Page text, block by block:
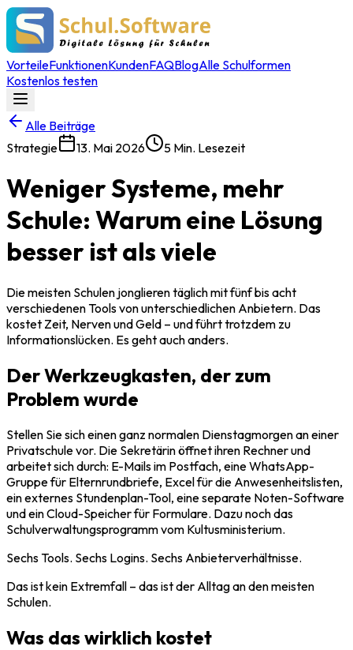
VorteileFunktionenKundenFAQBlogAlle Schulformen
Kostenlos testen
Alle Beiträge
Strategie
13. Mai 2026 5 Min. Lesezeit
Weniger Systeme, mehr
Schule: Warum eine Lösung
besser ist als viele
Die meisten Schulen jonglieren täglich mit fünf bis acht
verschiedenen Tools von unterschiedlichen Anbietern. Das
kostet Zeit, Nerven und Geld – und führt trotzdem zu
Informationslücken. Es geht auch anders.
Der Werkzeugkasten, der zum
Problem wurde
Stellen Sie sich einen ganz normalen Dienstagmorgen an einer
Privatschule vor. Die Sekretärin öffnet ihren Rechner und
arbeitet sich durch: E-Mails im Postfach, eine WhatsApp-
Gruppe für Elternrundbriefe, Excel für die Anwesenheitslisten,
ein externes Stundenplan-Tool, eine separate Noten-Software
und ein Cloud-Speicher für Formulare. Dazu noch das
Schulverwaltungsprogramm vom Kultusministerium.
Sechs Tools. Sechs Logins. Sechs Anbieterverhältnisse.
Das ist kein Extremfall – das ist der Alltag an den meisten
Schulen.
Was das wirklich kostet